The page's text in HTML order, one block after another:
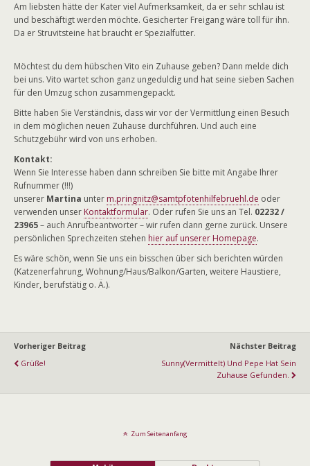
Am liebsten hätte der Kater viel Aufmerksamkeit, da er sehr schlau ist
und beschäftigt werden möchte. Gesicherter Freigang wäre toll für ihn.
Da er Struvitsteine hat braucht er Spezialfutter.
Möchtest du dem hübschen Vito ein Zuhause geben? Dann melde dich
bei uns. Vito wartet schon ganz ungeduldig und hat seine sieben Sachen
für den Umzug schon zusammengepackt.
Bitte haben Sie Verständnis, dass wir vor der Vermittlung einen Besuch
in dem möglichen neuen Zuhause durchführen. Und auch eine
Schutzgebühr wird von uns erhoben.
Kontakt:
Wenn Sie Interesse haben dann schreiben Sie bitte mit Angabe Ihrer
Rufnummer (!!!)
unserer Martina unter m.pringnitz@samtpfotenhilfebruehl.de oder
verwenden unser Kontaktformular. Oder rufen Sie uns an Tel. 02232 /
23965– auch Anrufbeantworter – wir rufen dann gerne zurück. Unsere
persönlichen Sprechzeiten stehen hier auf unserer Homepage.
Es wäre schön, wenn Sie uns ein bisschen über sich berichten würden
(Katzenerfahrung, Wohnung/Haus/Balkon/Garten, weitere Haustiere,
Kinder, berufstätig o. Ä.).
Vorheriger Beitrag
Grüße!
Nächster Beitrag
Sunny(vermittelt) Und Pepe Hat Sein
Zuhause Gefunden.
Zum Seitenanfang